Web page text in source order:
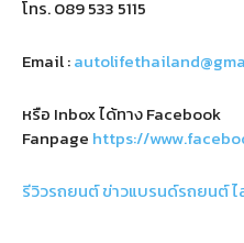
โทร.089 533 5115
Email :
หรือ Inbox ได้ทาง Facebook
Fanpage https://
รีวิวรถยนต์ข่าวแบรนด์รถยนต์